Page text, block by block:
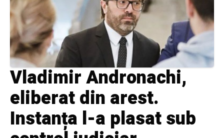
Vladimir Andronachi,
eliberat din arest.
Instanța l-a plasat sub